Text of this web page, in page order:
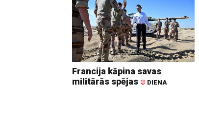
Francija kāpina savas
militārās spējas © DIENA